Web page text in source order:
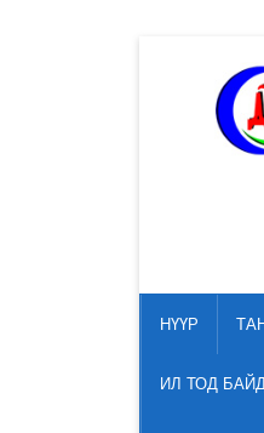
НҮҮР
ИЛ ТОД